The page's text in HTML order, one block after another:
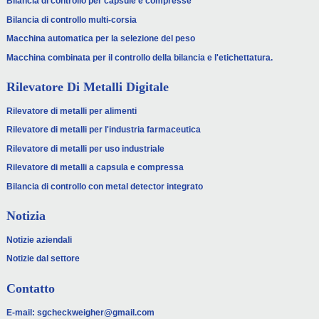
potenzialità. Ogni opzione presenta vantaggi e svantaggi,
scegliere quella giusta: non bisogna affrettarsi e rischiare di
incorrere in problemi in futuro.
Bilancia di controllo multi-corsia
Macchina automatica per la selezione del peso
Macchina combinata per il controllo della bilancia e l'etichettatura.
Rilevatore Di Metalli Digitale
Rilevatore di metalli per alimenti
Rilevatore di metalli per l'industria farmaceutica
Rilevatore di metalli per uso industriale
Rilevatore di metalli a capsula e compressa
Bilancia di controllo con metal detector integrato
Notizia
Notizie aziendali
Notizie dal settore
Contatto
E-mail: sgcheckweigher@gmail.com